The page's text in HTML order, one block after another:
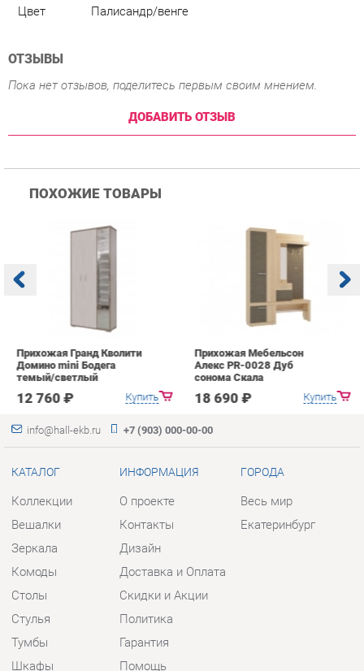
ДОБАВИТЬ ОТЗЫВ
Прихожая Гранд Кволити
Домино mini Бодега
темый/светлый
12 760 ₽ Купить
Прихожая Мебельсон
info@hall-ekb.ru
КАТАЛОГ
Коллекции
Зеркала
Стулья
Тумбы
Шкафы
Комплектующие
ИНФОРМАЦИЯ
О проекте
Дизайн
Скидки и Акции
Политика
Гарантия
Помощь
ГОРОДА
Весь мир
КОНТАКТЫ
Шоурум и склад самовывоза
Адрес: г. Екатеринбург, пер.